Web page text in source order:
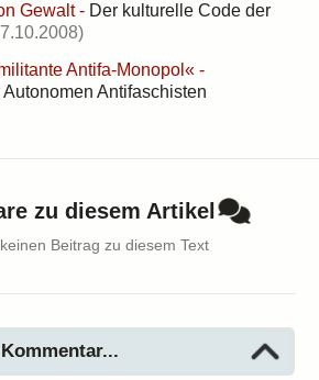
Gewalt- Der kulturelle Code der
Antifa-Monopol« -
Antifaschisten
zu diesem Artikel
Beitrag zu diesem Text